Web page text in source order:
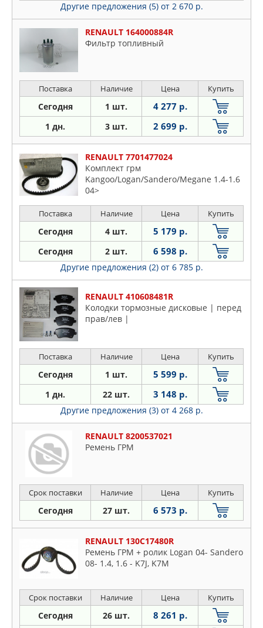
Другие предложения (5) от 2 670 р.
RENAULT 164000884R
Фильтр топливный
Поставка Наличие Цена Купить
Сегодня 1 шт. 4 277 р.
1 дн. 3 шт. 2 699 р.
RENAULT 7701477024
Комплект грм
Kangoo/Logan/Sandero/Megane 1.4-1.6
04>
Поставка Наличие Цена Купить
Сегодня 4 шт. 5 179 р.
Сегодня 2 шт. 6 598 р.
Другие предложения (2) от 6 785 р.
RENAULT 410608481R
Колодки тормозные дисковые | перед
прав/лев |
Поставка Наличие Цена Купить
Сегодня 1 шт. 5 599 р.
1 дн. 22 шт. 3 148 р.
Другие предложения (3) от 4 268 р.
RENAULT 8200537021
Ремень ГРМ
Срок поставки Наличие Цена Купить
Сегодня 27 шт. 6 573 р.
RENAULT 130C17480R
Ремень ГРМ + ролик Logan 04- Sandero
08- 1.4, 1.6 - K7J, K7M
Срок поставки Наличие Цена Купить
Сегодня 26 шт. 8 261 р.